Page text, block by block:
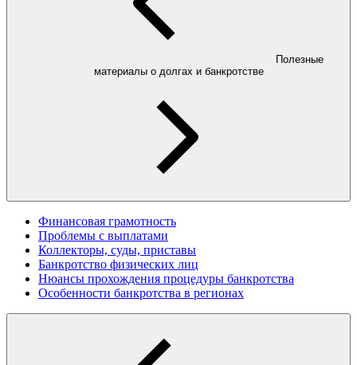
Полезные
материалы о долгах и банкротстве
Финансовая грамотность
Проблемы с выплатами
Коллекторы, суды, приставы
Банкротство физических лиц
Нюансы прохождения процедуры банкротства
Особенности банкротства в регионах